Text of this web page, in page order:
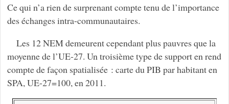
Ce qui n’a rien de surprenant compte tenu de l’importance
des échanges intra-communautaires.
Les 12 NEM demeurent cependant plus pauvres que la
moyenne de l’UE-27. Un troisième type de support en rend
compte de façon spatialisée : carte du PIB par habitant en
SPA, UE-27=100, en 2011.